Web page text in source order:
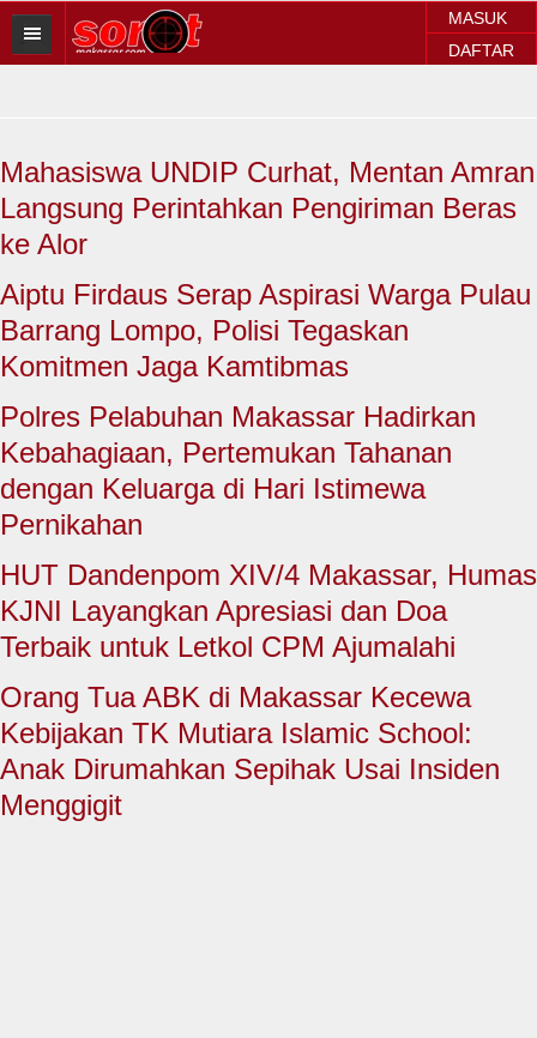
MASUK
DAFTAR
Sorot Makassar
Sorot Regional
Sorot Nasional
EKONOMI
TNI & POLRI
CONTACT US
Mahasiswa UNDIP Curhat, Mentan Amran
Langsung Perintahkan Pengiriman Beras
ke Alor
Aiptu Firdaus Serap Aspirasi Warga Pulau
Barrang Lompo, Polisi Tegaskan
Komitmen Jaga Kamtibmas
Polres Pelabuhan Makassar Hadirkan
Kebahagiaan, Pertemukan Tahanan
dengan Keluarga di Hari Istimewa
Pernikahan
HUT Dandenpom XIV/4 Makassar, Humas
KJNI Layangkan Apresiasi dan Doa
Terbaik untuk Letkol CPM Ajumalahi
Orang Tua ABK di Makassar Kecewa
Kebijakan TK Mutiara Islamic School:
Anak Dirumahkan Sepihak Usai Insiden
Menggigit